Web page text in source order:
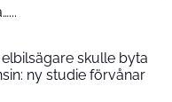
elbilsägare skulle byta
ny studie förvånar